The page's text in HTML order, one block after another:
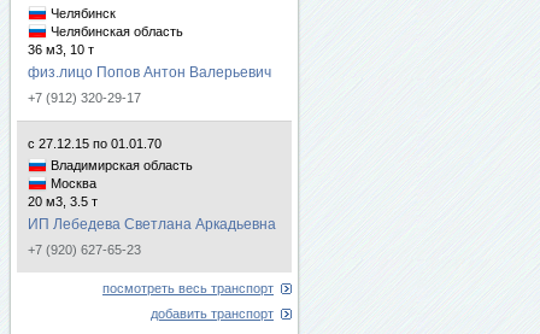
Челябинск
Челябинская область
36 м3, 10 т
физ.лицо Попов Антон Валерьевич
+7 (912) 320-29-17
с 27.12.15 по 01.01.70
Владимирская область
Москва
20 м3, 3.5 т
ИП Лебедева Светлана Аркадьевна
+7 (920) 627-65-23
посмотреть весь транспорт
добавить транспорт